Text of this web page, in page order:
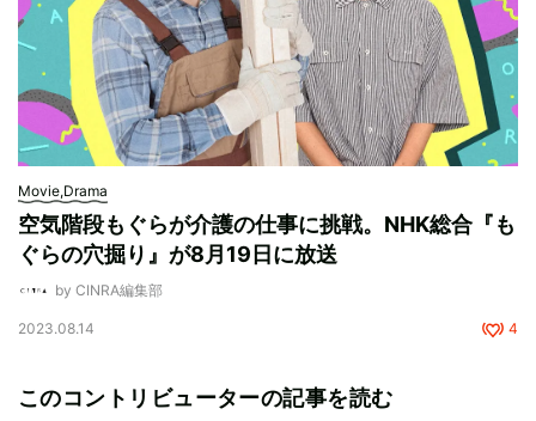
Movie,Drama
空気階段もぐらが介護の仕事に挑戦。NHK総合『も
ぐらの穴掘り』が8月19日に放送
by CINRA編集部
2023.08.14 4
このコントリビューターの記事を読む